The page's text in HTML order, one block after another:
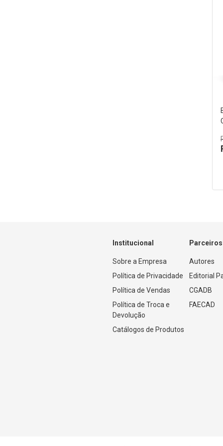
Institucional
Sobre a Empresa
Política de Privacidade
Política de Vendas
Política de Troca e
Devolução
Catálogos de Produtos
Parceiros
Autores
Editorial
CGADB
FAECAD